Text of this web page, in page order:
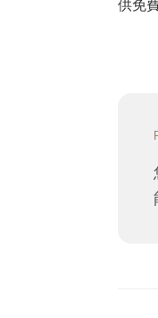
供免